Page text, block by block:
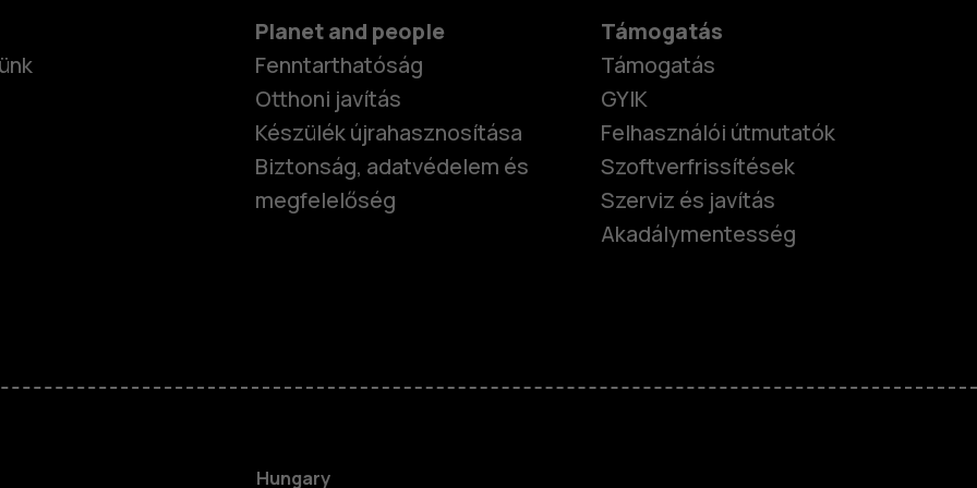
Okostelefonok
Planet and people
Fenntarthatóság
Otthoni javítás
Készülék újrahasznosítása
Biztonság, adatvédelem és
megfelelőség
Támogatás
Támogatás
GYIK
Felhasználói útmutatók
Szoftverfrissítések
Szerviz és javítás
Akadálymentesség
Hungary